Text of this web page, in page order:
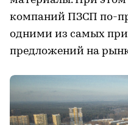
компаний ПЗСП по-
одними из самых
предложений на